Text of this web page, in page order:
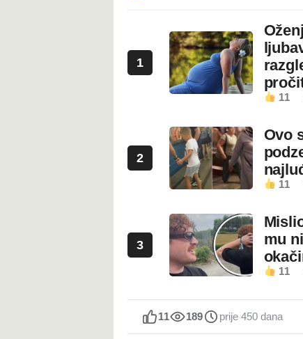
1
11
2
Ovo
11
3
mu
11
11 189 prije 450 dana